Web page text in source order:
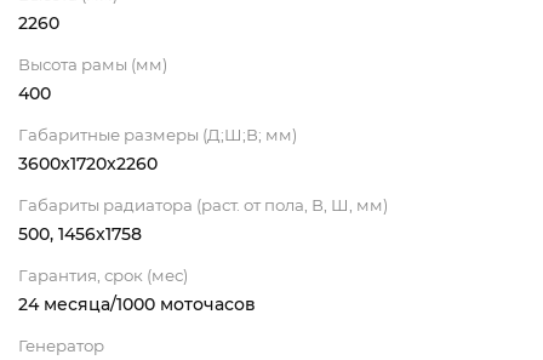
2260
Высота рамы (мм)
400
Габаритные размеры (Д;Ш;В; мм)
3600x1720x2260
Габариты радиатора (раст. от пола, В, Ш, мм)
500, 1456x1758
Гарантия, срок (мес)
24 месяца/1000 моточасов
Генератор